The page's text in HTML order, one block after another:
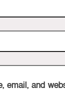
email, and